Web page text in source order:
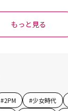
もっと見る
#2PM #少女時代